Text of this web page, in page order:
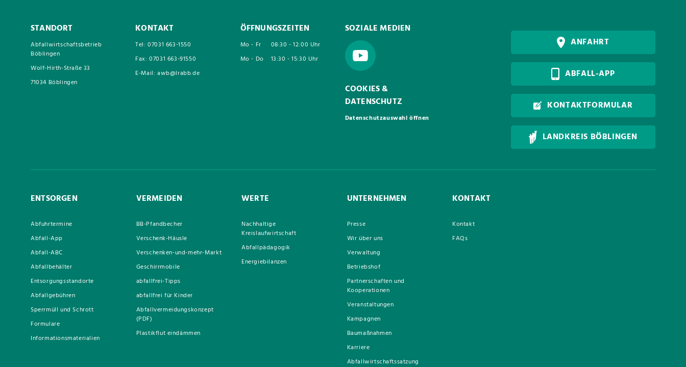
STANDORT
Abfallwirtschaftsbetrieb
Böblingen
Wolf-Hirth-Straße 33
71034 Böblingen
KONTAKT
Tel: 07031 663-1550
Fax: 07031 663-91550
E-Mail: awb@lrabb.de
ÖFFNUNGSZEITEN
Mo - Fr
08:30 - 12:00 Uhr
Mo - Do
13:30 - 15:30 Uhr
SOZIALE MEDIEN
COOKIES &
DATENSCHUTZ
Datenschutzauswahl öffnen
ANFAHRT
ABFALL-APP
KONTAKTFORMULAR
LANDKREIS BÖBLINGEN
ENTSORGEN
Abfuhrtermine
Abfall-App
Abfall-ABC
Abfallbehälter
Entsorgungsstandorte
Abfallgebühren
Sperrmüll und Schrott
Formulare
Informationsmaterialien
VERMEIDEN
BB-Pfandbecher
Verschenk-Häusle
Verschenken-und-mehr-Markt
Geschirrmobile
abfallfrei-Tipps
abfallfrei für Kinder
Abfallvermeidungskonzept
(PDF)
Plastikflut eindämmen
WERTE
Nachhaltige
Kreislaufwirtschaft
Abfallpädagogik
Energiebilanzen
UNTERNEHMEN
Presse
Wir über uns
Verwaltung
Betriebshof
Partnerschaften und
Kooperationen
Veranstaltungen
Kampagnen
Baumaßnahmen
Karriere
Abfallwirtschaftssatzung
KONTAKT
Kontakt
FAQs